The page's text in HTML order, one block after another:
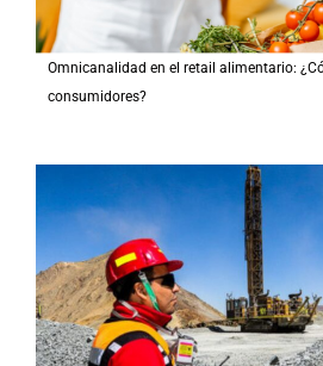
Omnicanalidad en el retail alimentario:
consumidores?